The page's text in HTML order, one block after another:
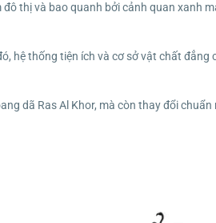
thị và bao quanh bởi cảnh quan xanh
hệ thống tiện ích và cơ sở vật chất đẳng
dã Ras Al Khor, mà còn thay đổi chuẩn